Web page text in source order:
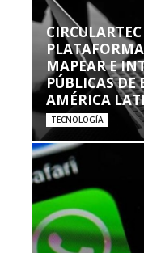
MAPEAR E
PÚBLICAS DE
AMÉRICA
TECNOLOGÍA